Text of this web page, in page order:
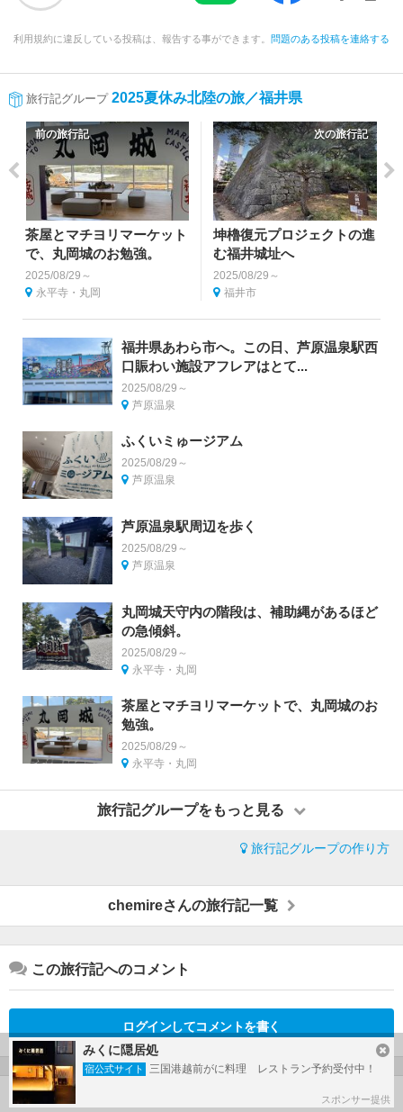
利用規約に違反している投稿は、報告する事ができます。 問題のある投稿を連絡する
旅行記グループ 2025夏休み北陸の旅／福井県
前の旅行記
茶屋とマチヨリマーケット
で、丸岡城のお勉強。
2025/08/29～
永平寺・丸岡
次の旅行記
坤櫓復元プロジェクトの進
む福井城址へ
2025/08/29～
福井市
福井県あわら市へ。この日、芦原温泉駅西
口賑わい施設アフレアはとて...
2025/08/29～
芦原温泉
ふくいミゅージアム
2025/08/29～
芦原温泉
芦原温泉駅周辺を歩く
2025/08/29～
芦原温泉
丸岡城天守内の階段は、補助縄があるほど
の急傾斜。
2025/08/29～
永平寺・丸岡
茶屋とマチヨリマーケットで、丸岡城のお
勉強。
2025/08/29～
永平寺・丸岡
旅行記グループをもっと見る
旅行記グループの作り方
chemireさんの旅行記一覧
この旅行記へのコメント
ログインしてコメントを書く
この旅行で行ったホテル
みくに隠居処
宿公式サイト 三国港越前がに料理 レストラン予約受付中！
スポンサー提供